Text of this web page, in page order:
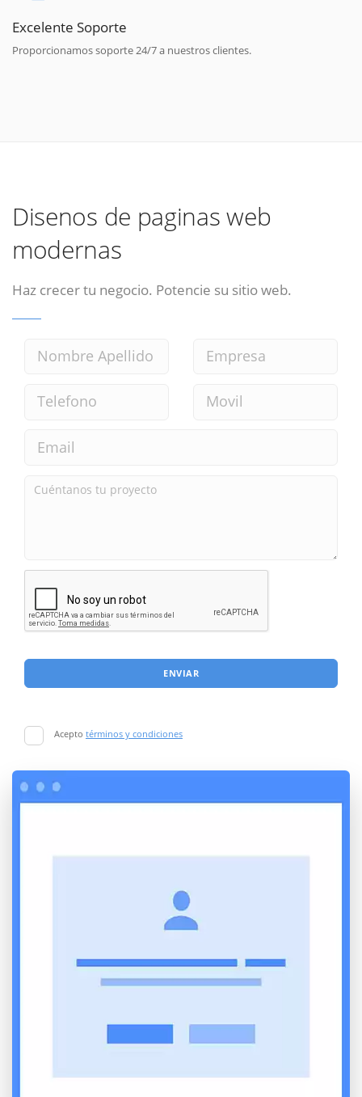
Excelente Soporte
Proporcionamos soporte 24/7 a nuestros clientes.
Disenos de paginas web
modernas
Haz crecer tu negocio. Potencie su sitio web.
ENVIAR
Acepto términos y condiciones